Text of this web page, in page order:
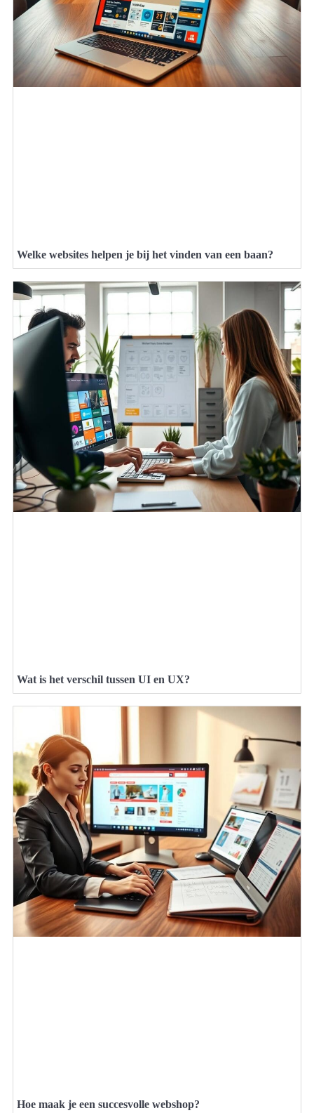
Welke websites helpen je bij het vinden van een baan?
Wat is het verschil tussen UI en UX?
Hoe maak je een succesvolle webshop?